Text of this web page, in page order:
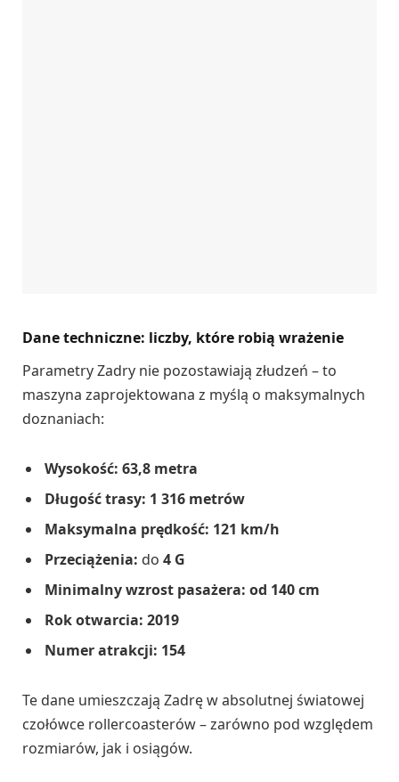
Dane techniczne: liczby, które robią wrażenie
Parametry Zadry nie pozostawiają złudzeń – to
maszyna zaprojektowana z myślą o maksymalnych
doznaniach:
Wysokość: 63,8 metra
Długość trasy: 1 316 metrów
Maksymalna prędkość: 121 km/h
Przeciążenia: do 4 G
Minimalny wzrost pasażera: od 140 cm
Rok otwarcia: 2019
Numer atrakcji: 154
Te dane umieszczają Zadrę w absolutnej światowej
czołówce rollercoasterów – zarówno pod względem
rozmiarów, jak i osiągów.